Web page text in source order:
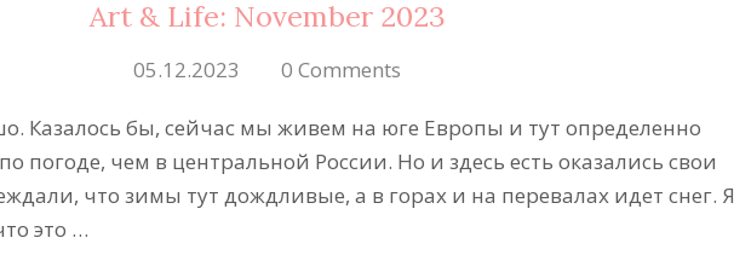
Art & Life: November 2023
05.12.2023 0 Comments
Казалось бы, сейчас мы живем на юге Европы и тут определенно
погоде, чем в центральной России. Но и здесь есть оказались свои
что зимы тут дождливые, а в горах и на перевалах идет снег. Я
это …